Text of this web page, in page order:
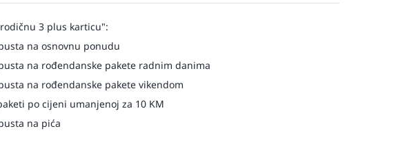
3 plus karticu":
na osnovnu ponudu
na rođendanske pakete radnim danima
na rođendanske pakete vikendom
po cijeni umanjenoj za 10 KM
na pića